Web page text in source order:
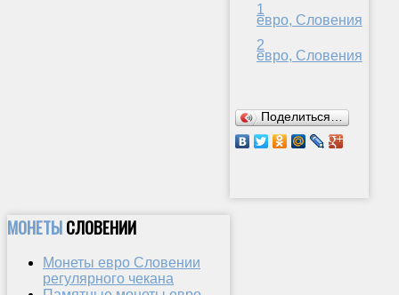
1
евро, Словения
2
евро, Словения
Поделиться…
МОНЕТЫСЛОВЕНИИ
Монеты евро Словении
регулярного чекана